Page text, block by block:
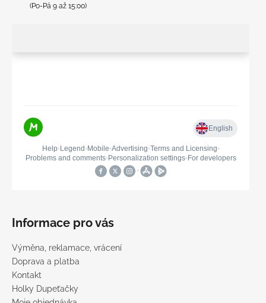
(Po-Pá 9 až 15:00)
Informace pro vás
Výměna, reklamace, vrácení
Doprava a platba
Kontakt
Holky Dupeťačky